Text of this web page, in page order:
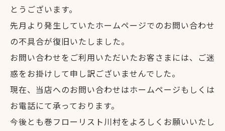
とうございます。
先月より発生していたホームページでのお問い合わせ
の不具合が復旧いたしました。
お問い合わせをご利用いただいたお客さまには、ご迷
惑をお掛けして申し訳ございませんでした。
現在、当店へのお問い合わせはホームページもしくは
お電話にて承っております。
今後とも巻フローリスト川村をよろしくお願いいたし